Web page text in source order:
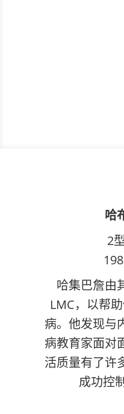
哈
2
哈集巴詹由
LMC，以帮
病。他发现与
病教育家面对
活质量有了许
成功控